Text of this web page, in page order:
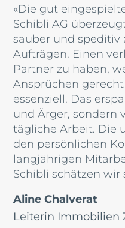
«Die gut
Schibli AG
sauber und
Aufträgen. Einen
Partner zu haben,
Ansprüchen
essenziell. Das
und Ärger, sondern
tägliche Arbeit. Die
den persönlichen
langjährigen
Schibli schätzen wir
Aline Chalverat
Leiterin Immobilien